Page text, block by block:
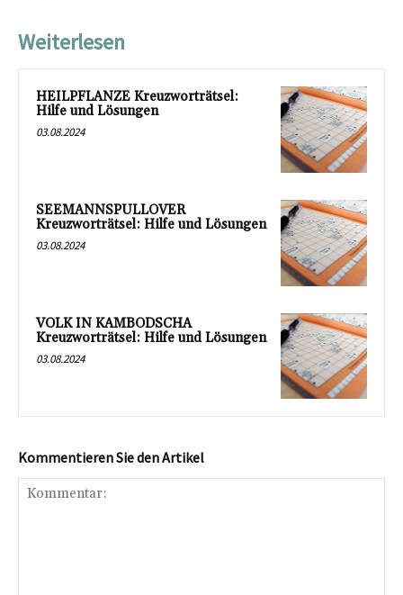
Weiterlesen
HEILPFLANZE Kreuzworträtsel:
Hilfe und Lösungen
03.08.2024
SEEMANNSPULLOVER
Kreuzworträtsel: Hilfe und Lösungen
03.08.2024
VOLK IN KAMBODSCHA
Kreuzworträtsel: Hilfe und Lösungen
03.08.2024
Kommentieren Sie den Artikel